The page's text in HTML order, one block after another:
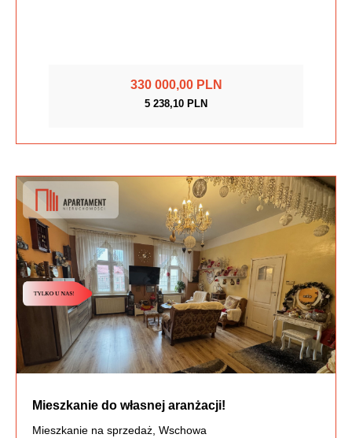
330 000,00 PLN
5 238,10 PLN
Mieszkanie do własnej aranżacji!
Mieszkanie na sprzedaż, Wschowa